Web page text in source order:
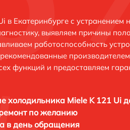
в Екатеринбурге с устранением
выявляем причины
работоспособность
функций и предоставляем
холодильника Miele K 121 Ui
по желанию
в день обращения